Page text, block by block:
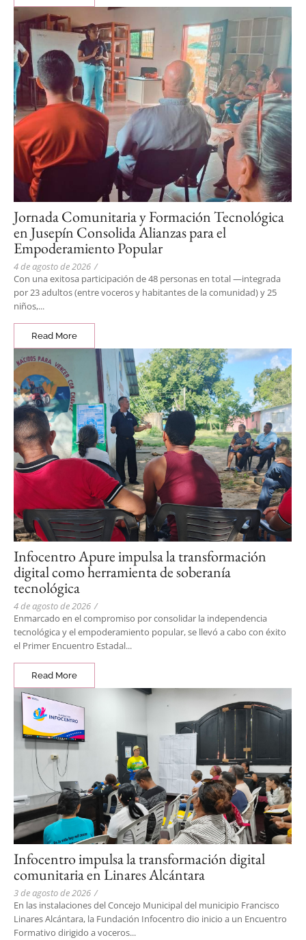
Jornada Comunitaria y Formación Tecnológica
en Jusepín Consolida Alianzas para el
Empoderamiento Popular
4 de agosto de 2026 /
Con una exitosa participación de 48 personas en total —integrada
por 23 adultos (entre voceros y habitantes de la comunidad) y 25
niños,...
Read More
Infocentro Apure impulsa la transformación
digital como herramienta de soberanía
tecnológica
4 de agosto de 2026 /
Enmarcado en el compromiso por consolidar la independencia
tecnológica y el empoderamiento popular, se llevó a cabo con éxito
el Primer Encuentro Estadal...
Read More
Infocentro impulsa la transformación digital
comunitaria en Linares Alcántara
3 de agosto de 2026 /
En las instalaciones del Concejo Municipal del municipio Francisco
Linares Alcántara, la Fundación Infocentro dio inicio a un Encuentro
Formativo dirigido a voceros...